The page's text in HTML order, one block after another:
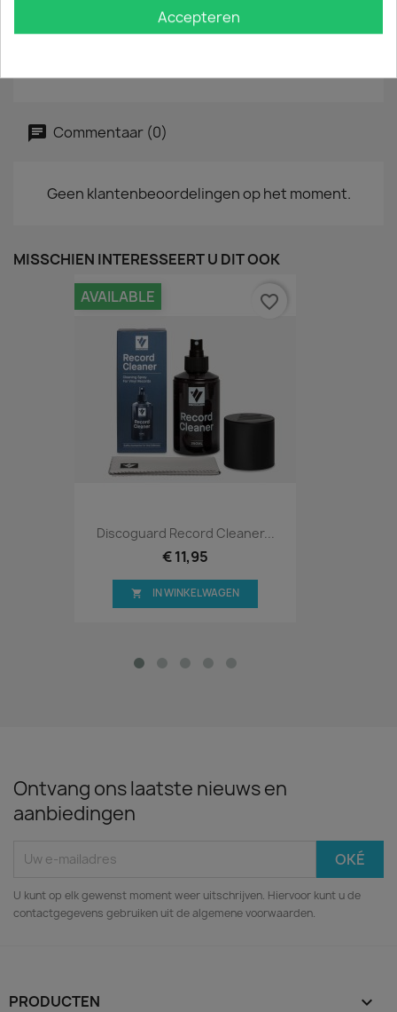
Commentaar (0)
Geen klantenbeoordelingen op het moment.
MISSCHIEN INTERESSEERT U DIT OOK
Discoguard Record Cleaner...
€ 11,95
AVAILABLE
 IN WINKELWAGEN
favorite_border
Ontvang ons laatste nieuws en
aanbiedingen
U kunt op elk gewenst moment weer uitschrijven. Hiervoor kunt u de
contactgegevens gebruiken uit de algemene voorwaarden.
PRODUCTEN 
Accepteren